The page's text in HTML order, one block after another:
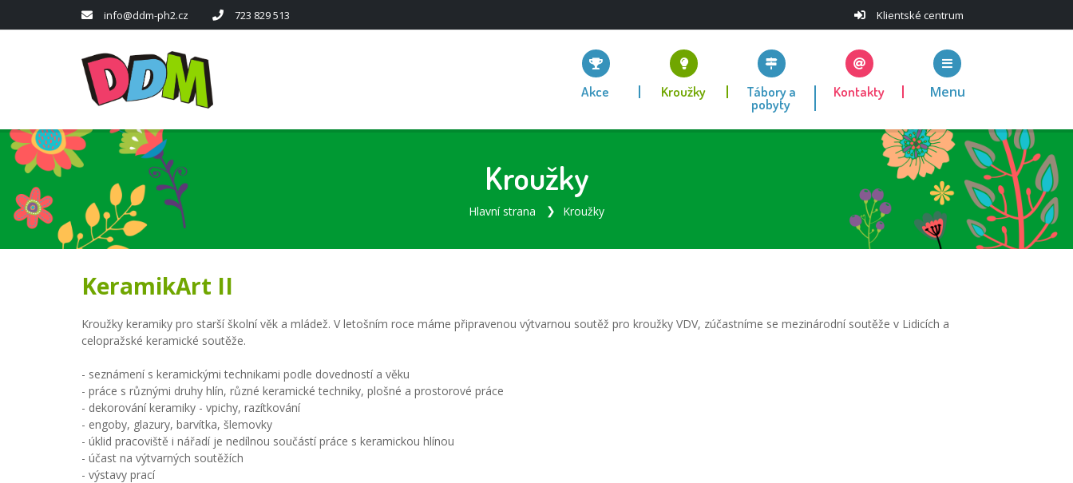
info@ddm-ph2.cz 723 829 513 Klientské centrum
Akce Kroužky Tábory a
pobyty
Kontakty Menu
Kroužky
Hlavní strana Kroužky
KeramikArt II
Kroužky keramiky pro starší školní věk a mládež. V letošním roce máme připravenou výtvarnou soutěž pro kroužky VDV, zúčastníme se mezinárodní soutěže v Lidicích a
celopražské keramické soutěže.
- seznámení s keramickými technikami podle dovedností a věku
- práce s různými druhy hlín, různé keramické techniky, plošné a prostorové práce
- dekorování keramiky - vpichy, razítkování
- engoby, glazury, barvítka, šlemovky
- úklid pracoviště i nářadí je nedílnou součástí práce s keramickou hlínou
- účast na výtvarných soutěžích
- výstavy prací